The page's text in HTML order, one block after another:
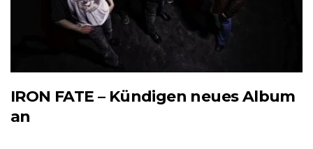
IRON FATE – Kündigen neues Album
an